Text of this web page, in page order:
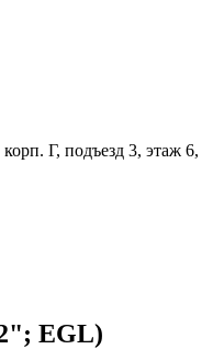
Г, подъезд 3, этаж 6,
EGL)